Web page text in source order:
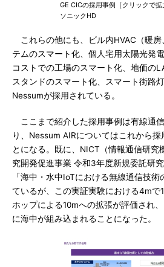
GE CICの採用事例［クリックで
ソニックHD
これらの他にも、ビル内HVAC（暖房
テムのスマート化、個人宅用太陽光発
コストでの工場のスマート化、地価の
スタンドのスマート化、スマート街路
Nessumが採用されている。
ここまで紹介した採用事例は有線通
り、Nessum AIRについてはこれから採
とになる。既に、NICT（情報通信研究
究開発促進事業 令和3年度新規委託研
「海中・水中IoTにおける無線通信技
ているが、この実証実験における4mで
ホップによる10mへの拡張が評価され
に海中が組み込まれることになった。